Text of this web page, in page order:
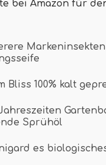
bei Amazon für
Bliss 100% kalt
Sprühöl
es